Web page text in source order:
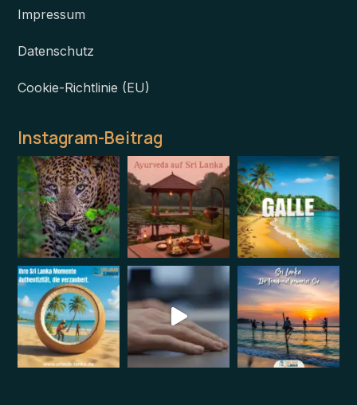
Impressum
Datenschutz
Cookie-Richtlinie (EU)
Instagram-Beitrag